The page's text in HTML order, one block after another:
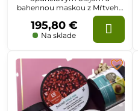
bahennou maskou z Mŕtveho
mora, nočným krémom v
darčekovom balení
Na sklade
195,80 €